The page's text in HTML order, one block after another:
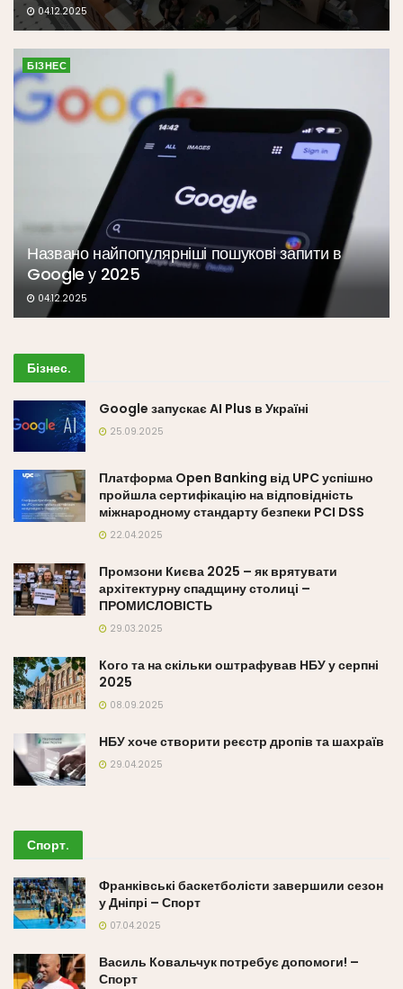
04.12.2025
БІЗНЕС
Названо найпопулярніші пошукові запити в
Google у 2025
04.12.2025
Бізнес.
Google запускає AI Plus в Україні
25.09.2025
Платформа Open Banking від UPC успішно
пройшла сертифікацію на відповідність
міжнародному стандарту безпеки PCI DSS
22.04.2025
Промзони Києва 2025 – як врятувати
архітектурну спадщину столиці –
ПРОМИСЛОВІСТЬ
29.03.2025
Кого та на скільки оштрафував НБУ у серпні
2025
08.09.2025
НБУ хоче створити реєстр дропів та шахраїв
29.04.2025
Спорт.
Франківські баскетболісти завершили сезон
у Дніпрі – Спорт
07.04.2025
Василь Ковальчук потребує допомоги! –
Спорт